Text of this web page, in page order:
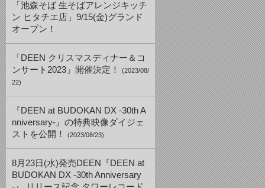
「池森そば 生そばアレンジキッチ
ン ヒタチエ店」9/15(金)グランド
オープン！
「DEEN クリスマスディナー＆コ
ンサート2023」開催決定！
(2023/08/
22)
『DEEN at BUDOKAN DX -30th A
nniversary-』の特典映像ダイジェ
ストを公開！
(2023/08/23)
8月23日(水)発売DEEN『DEEN at
BUDOKAN DX -30th Anniversary